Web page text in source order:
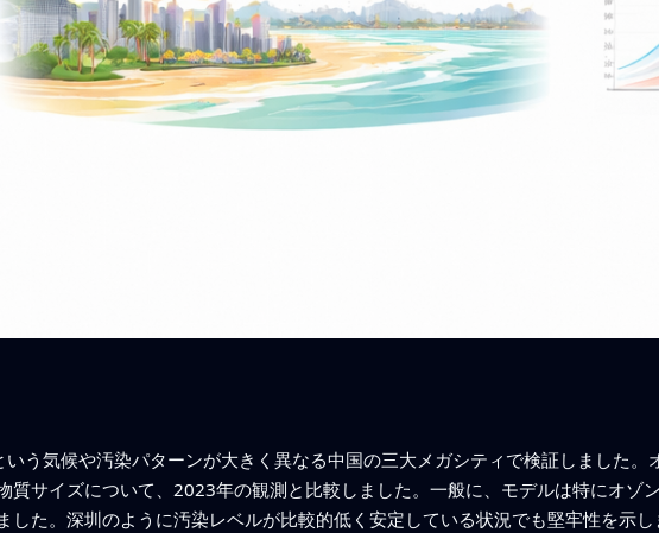
う気候や汚染パターンが大きく異なる中国の三大メガシティで検証しました。
質サイズについて、2023年の観測と比較しました。一般に、モデルは特にオゾ
した。深圳のように汚染レベルが比較的低く安定している状況でも堅牢性を示